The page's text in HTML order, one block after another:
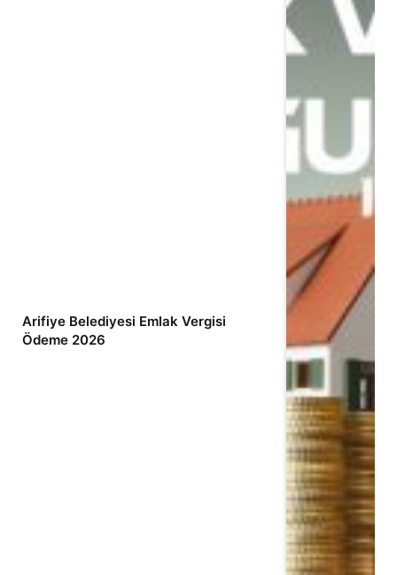
Arifiye Belediyesi Emlak Vergisi
Ödeme 2026